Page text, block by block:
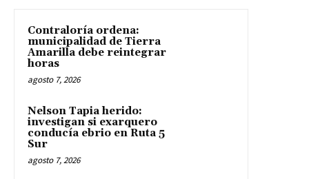
Contraloría ordena:
municipalidad de Tierra
Amarilla debe reintegrar
horas
agosto 7, 2026
Nelson Tapia herido:
investigan si exarquero
conducía ebrio en Ruta 5
Sur
agosto 7, 2026